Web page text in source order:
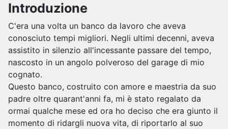
Introduzione
C'era una volta un banco da lavoro che aveva
conosciuto tempi migliori. Negli ultimi decenni, aveva
assistito in silenzio all'incessante passare del tempo,
nascosto in un angolo polveroso del garage di mio
cognato.
Questo banco, costruito con amore e maestria da suo
padre oltre quarant'anni fa, mi è stato regalato da
ormai qualche mese ed ora ho deciso che era giunto il
momento di ridargli nuova vita, di riportarlo al suo